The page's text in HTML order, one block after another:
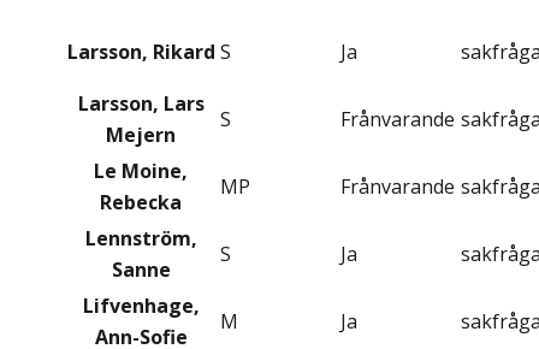
Larsson, Rikard S Ja
Larsson, Lars
Mejern
S Frånvarande
Le Moine,
Rebecka
MP Frånvarande
Lennström,
Sanne
S Ja
Lifvenhage,
Ann-Sofie
M Ja